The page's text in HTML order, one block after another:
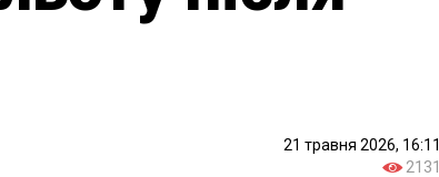
21 травня 2026, 16:11
2131